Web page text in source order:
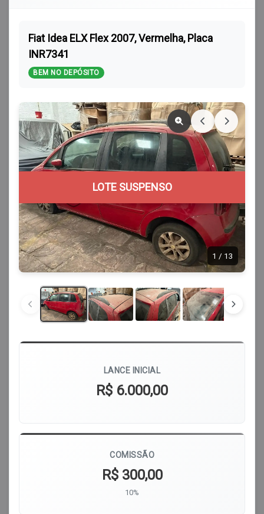
Fiat Idea ELX Flex 2007, Vermelha, Placa
INR7341
BEM NO DEPÓSITO
LOTE SUSPENSO
1 / 13
LANCE INICIAL
R$ 6.000,00
COMISSÃO
R$ 300,00
10%